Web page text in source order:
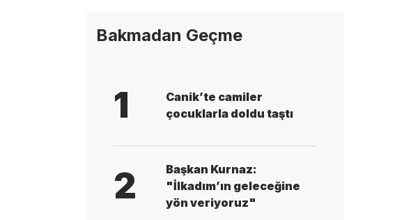
Bakmadan Geçme
1
Canik’te camiler
çocuklarla doldu taştı
2
Başkan Kurnaz:
"İlkadım’ın geleceğine
yön veriyoruz"